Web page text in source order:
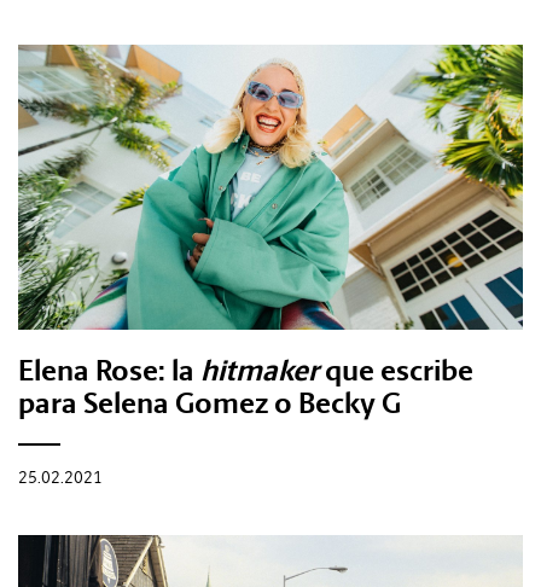
Elena Rose: la hitmakerque escribe
para Selena Gomez o Becky G
25.02.2021
#Rincones
REVISTAS: VIS-À-VISMINE